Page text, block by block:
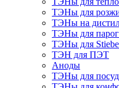
ТЭНы для
ТЭНы на
ТЭНы для
ТЭНы для
ТЭН для ПЭТ
Аноды
ТЭНы для